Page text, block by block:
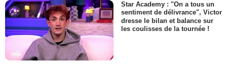
Star Academy : "On a tous un
sentiment de délivrance", Victor
dresse le bilan et balance sur
les coulisses de la tournée !